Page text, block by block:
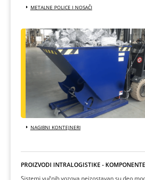
METALNE POLICE I NOSAČI
NAGIBNI KONTEJNERI
PROIZVODI INTRALOGISTIKE -